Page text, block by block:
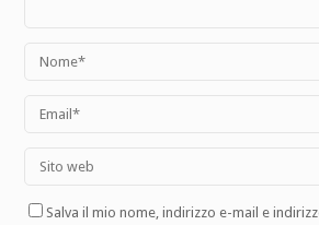
Salva il mio nome, indirizzo e-mail e